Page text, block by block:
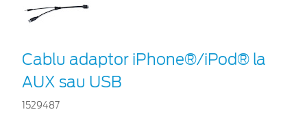
Cablu adaptor iPhone®/iPod® la
AUX sau USB
1529487